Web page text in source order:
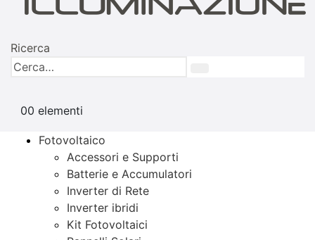
Ricerca
00 elementi
Fotovoltaico
Accessori e Supporti
Batterie e Accumulatori
Inverter di Rete
Inverter ibridi
Kit Fotovoltaici